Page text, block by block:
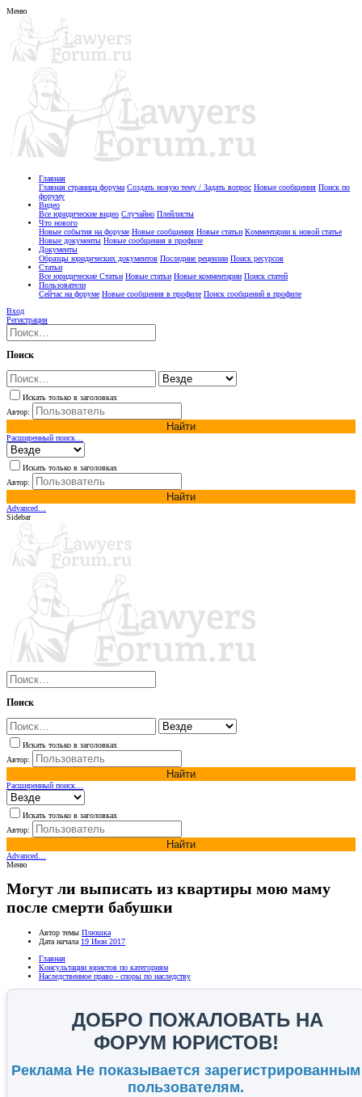
Меню
Главная
Главная страница форума Создать новую тему / Задать вопрос Новые сообщения Поиск по
форуму
Видео
Все юридические видео Случайно Плейлисты
Что нового
Новые события на форуме Новые сообщения Новые статьи Комментарии к новой статье
Новые документы Новые сообщения в профиле
Документы
Образцы юридических документов Последние рецензии Поиск ресурсов
Статьи
Все юридические Статьи Новые статьи Новые комментарии Поиск статей
Пользователи
Сейчас на форуме Новые сообщения в профиле Поиск сообщений в профиле
Вход
Регистрация
Поиск
Искать только в заголовках
Автор:
Найти
Расширенный поиск…
Искать только в заголовках
Автор:
Найти
Advanced…
Sidebar
Поиск
Искать только в заголовках
Автор:
Найти
Расширенный поиск…
Искать только в заголовках
Автор:
Найти
Advanced…
Меню
Могут ли выписать из квартиры мою маму
после смерти бабушки
Автор темы Плюшка
Дата начала 19 Июн 2017
Главная
Консультации юристов по категориям
Наследственное право - споры по наследству
ДОБРО ПОЖАЛОВАТЬ НА
ФОРУМ ЮРИСТОВ!
Реклама Не показывается зарегистрированным
пользователям.